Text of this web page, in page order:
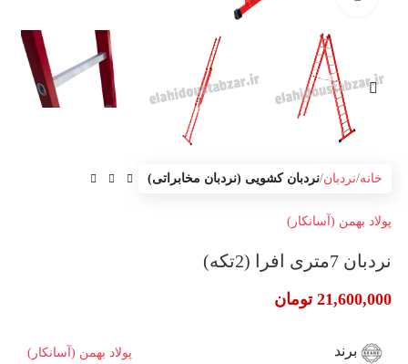
خانه نردبان نردبان کشویی (نردبان مخابراتی)
پولاد بهمن (آسانکار)
نردبان 7متری افرا (2تکه)
21,600,000 تومان
برند پولاد بهمن (آسانکار)